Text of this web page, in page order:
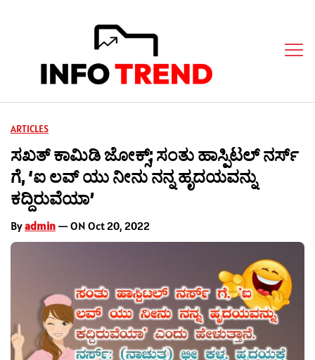
ARTICLES
ಸಖತ್ ಕಾಮಿಡಿ ಜೋಕ್ಸ್; ಸಂತು ಹಾಸ್ಪಿಟಲ್ ನರ್ಸ್
ಗೆ, ‘ಐ ಲವ್ ಯು ನೀನು ನನ್ನ ಹೃದಯವನ್ನು
ಕದ್ದಿರುವೆಯಾ’
Byadmin — ON Oct 20, 2022